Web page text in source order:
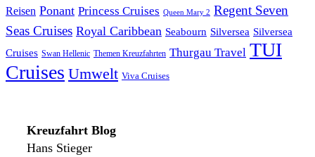
Reisen Ponant Princess Cruises Queen Mary 2 Regent Seven
Seas Cruises Royal Caribbean Seabourn Silversea Silversea
Cruises Swan Hellenic Themen Kreuzfahrten Thurgau Travel TUI
Cruises Umwelt Viva Cruises
Kreuzfahrt Blog
Hans Stieger